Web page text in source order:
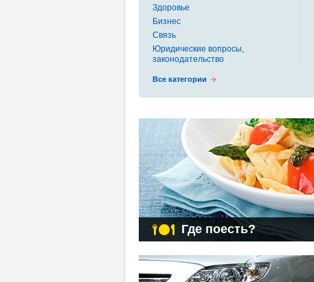
Здоровье
Бизнес
Связь
Юридические вопросы,
законодательство
Все категории
Где поесть?